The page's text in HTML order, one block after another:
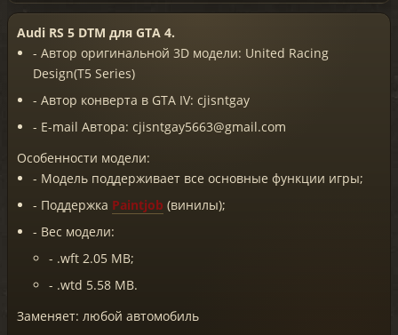
Audi RS 5 DTM для GTA 4.
- Автор оригинальной 3D модели: United Racing
Design(T5 Series)
- Автор конверта в GTA IV: cjisntgay
- E-mail Автора: cjisntgay5663@gmail.com
Особенности модели:
- Модель поддерживает все основные функции игры;
- Поддержка Paintjob (винилы);
- Вес модели:
- .wft 2.05 MB;
- .wtd 5.58 MB.
Заменяет: любой автомобиль